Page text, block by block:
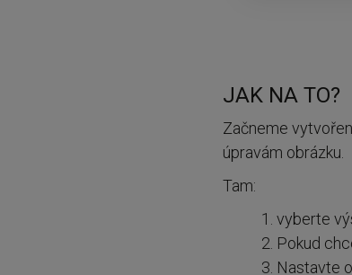
JAK NA TO?
Začneme
úpravám obrázku.
Tam:
vyberte
Pokud
Nastavte